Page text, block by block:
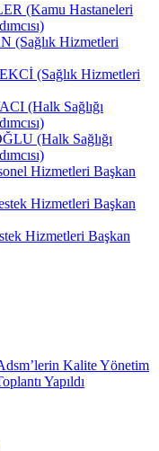
(Kamu Hastaneleri
(Sağlık Hizmetleri
(Sağlık Hizmetleri
(Halk Sağlığı
(Halk Sağlığı
Hizmetleri Başkan
Hizmetleri Başkan
Hizmetleri Başkan
Kalite Yönetim
Yapıldı